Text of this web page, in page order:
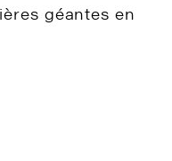
géantes en